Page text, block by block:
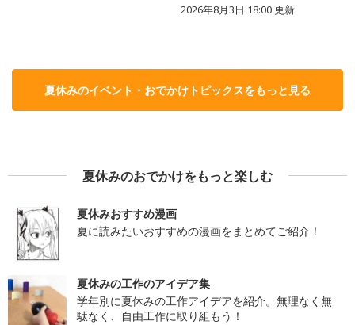
2026年8月3日 18:00更新
夏休みのイベント・おでかけトピックスをもっと見る
夏休みのおでかけをもっと楽しむ
夏休みおすすめ漫画
夏に読みたいおすすめの漫画をまとめてご紹介！
夏休みの工作のアイデア集
学年別に夏休みの工作アイデアを紹介。無理なく無
駄なく、自由工作に取り組もう！